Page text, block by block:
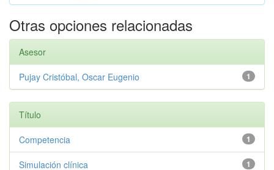
Otras opciones relacionadas
Asesor
1
Pujay Cristóbal, Oscar Eugenio
Título
1
Competencia
1
Simulación clínica